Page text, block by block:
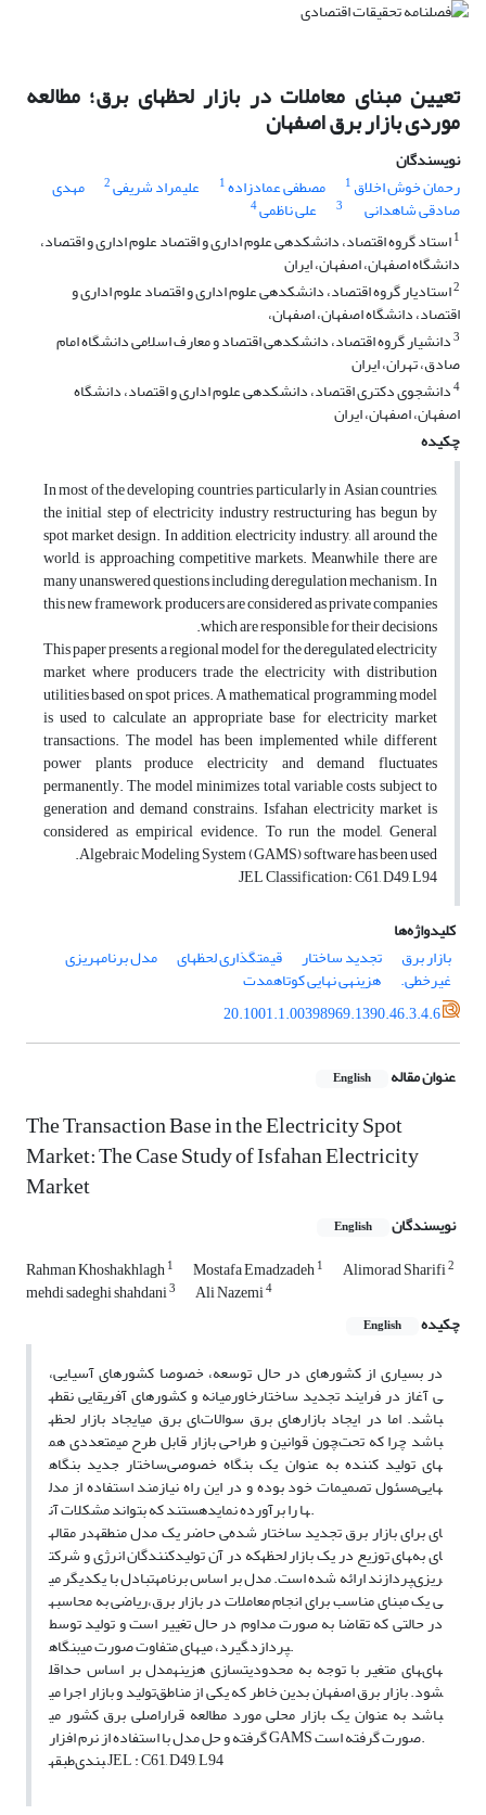
تعیین مبنای معاملات در بازار لحظه‎ای برق؛ مطالعه
موردی بازار برق اصفهان
نویسندگان
رحمان خوش اخلاق 1 مصطفی عمادزاده1 علیمراد شریفی2 مهدی
صادقی شاهدانی 3 علی ناظمی4
1
استاد گروه اقتصاد، دانشکده‎ی علوم اداری و اقتصاد علوم اداری و اقتصاد،
دانشگاه اصفهان، اصفهان، ایران
2 استادیار گروه اقتصاد، دانشکده‎ی علوم اداری و اقتصاد علوم اداری و
اقتصاد، دانشگاه اصفهان، اصفهان،
3 دانشیار گروه اقتصاد، دانشکده‎ی اقتصاد و معارف اسلامی دانشگاه امام
صادق، تهران، ایران
4 دانشجوی دکتری اقتصاد، دانشکده‎ی علوم اداری و اقتصاد، دانشگاه
اصفهان، اصفهان، ایران
چکیده
In most of the developing countries, particularly in Asian countries,
the initial step of electricity industry restructuring has begun by
spot market design. In addition, electricity industry, all around the
world, is approaching competitive markets. Meanwhile there are
many unanswered questions including deregulation mechanism. In
this new framework, producers are considered as private companies
which are responsible for their decisions.
This paper presents a regional model for the deregulated electricity
market where producers trade the electricity with distribution
utilities based on spot prices. A mathematical programming model
is used to calculate an appropriate base for electricity market
transactions. The model has been implemented while different
power plants produce electricity and demand fluctuates
permanently. The model minimizes total variable costs subject to
generation and demand constrains. Isfahan electricity market is
considered as empirical evidence. To run the model, General
Algebraic Modeling System (GAMS) software has been used.
JEL Classification: C61, D49, L94
کلیدواژه‌ها
بازار برق
تجدید ساختار قیمت‎گذاری لحظه‎ای مدل برنامه‎ریزی
غیرخطی.
هزینه‎ی نهایی کوتاه‎مدت
20.1001.1.00398969.1390.46.3.4.6
عنوان مقاله English
The Transaction Base in the Electricity Spot
Market: The Case Study of Isfahan Electricity
Market
نویسندگان English
Rahman Khoshakhlagh1 Mostafa Emadzadeh1 Alimorad Sharifi2
mehdi sadeghi shahdani3 Ali Nazemi4
چکیده English
در بسیاری از کشورهای در حال توسعه، خصوصا کشورهای آسیایی،
خاورمیانه و کشورهای آفریقایی نقطه‎ی آغاز در فرایند تجدید ساختار
ایجاد بازار لحظه‎ای برق می‎باشد. اما در ایجاد بازارهای برق سوالات
متعددی هم‎چون قوانین و طراحی بازار قابل طرح می‎باشد چرا که تحت
ساختار جدید بنگاه‎های تولید کننده به عنوان یک بنگاه خصوصی
مسئول تصمیمات خود بوده و در این راه نیازمند استفاده از مدل‎هایی
هستند که بتواند مشکلات آن‎ها را برآورده نماید.
در مقاله‎ی حاضر یک مدل منطقه‎ای برای بازار برق تجدید ساختار شده
که در آن تولیدکنندگان انرژی و شرکت‎های توزیع در یک بازار لحظه‎ای به
تبادل با یکدیگر می‎پردازند ارائه شده است. مدل بر اساس برنامه‎ریزی
ریاضی به محاسبه‎ی یک مبنای مناسب برای انجام معاملات در بازار برق،
در حالتی که تقاضا به صورت مداوم در حال تغییر است و تولید توسط
بنگاه‎های متفاوت صورت می‎گیرد، می‎پردازد.
مدل بر اساس حداقل‎سازی هزینه‎های متغیر با توجه به محدودیت‎های
تولید و بازار اجرا می‎شود. بازار برق اصفهان بدین خاطر که یکی از مناطق
اصلی برق کشور می‎باشد به عنوان یک بازار محلی مورد مطالعه قرار
گرفته و حل مدل با استفاده از نرم افزار GAMS صورت گرفته است.
طبقه‎بندی JEL : C61, D49, L94